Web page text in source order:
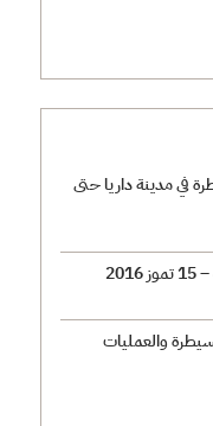
في مدينة داريا حتى
والعمليات